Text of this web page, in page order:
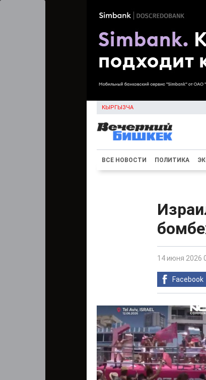
КЫРГЫЗЧА
ВСЕ НОВОСТИ ПОЛИТИКА
14 июня 2026
Facebook